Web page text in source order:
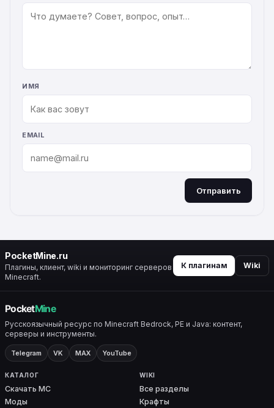
КОММЕНТАРИЙ
ИМЯ
EMAIL
Отправить
PocketMine.ru
Плагины, клиент, wiki и мониторинг серверов
Minecraft.
К плагинам Wiki
Русскоязычный ресурс по Minecraft Bedrock, PE и Java: контент,
серверы и инструменты.
Telegram VK MAX YouTube
КАТАЛОГ
Скачать MC
Моды
WIKI
Все разделы
Крафты